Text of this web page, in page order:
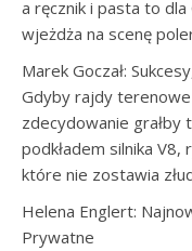
a ręcznik i pasta to dla
wjeżdża na scenę
Marek Goczał:
Gdyby rajdy terenowe
zdecydowanie
podkładem silnika V8,
które nie zostawia
Helena Englert:
Prywatne